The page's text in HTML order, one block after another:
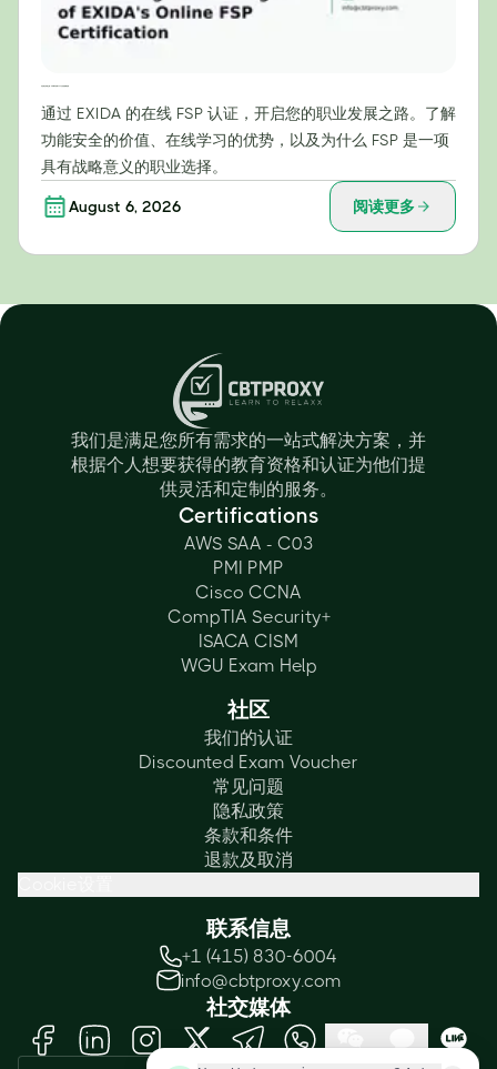
通过 EXIDA 的在线 FSP 认证，开启您的职业发展之路。了解
功能安全的价值、在线学习的优势，以及为什么 FSP 是一项
具有战略意义的职业选择。
August 6, 2026 阅读更多
我们是满足您所有需求的一站式解决方案，并
根据个人想要获得的教育资格和认证为他们提
供灵活和定制的服务。
Certifications
AWS SAA - C03
PMI PMP
Cisco CCNA
CompTIA Security+
ISACA CISM
WGU Exam Help
社区
我们的认证
Discounted Exam Voucher
常见问题
隐私政策
条款和条件
退款及取消
联系信息
+1 (415) 830-6004
info@cbtproxy.com
社交媒体